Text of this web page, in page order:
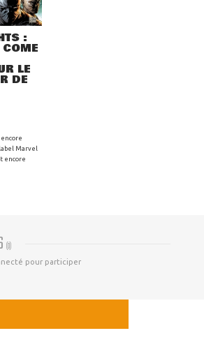
:
COME
LE
DE
Marvel
encore
(0)
pour participer